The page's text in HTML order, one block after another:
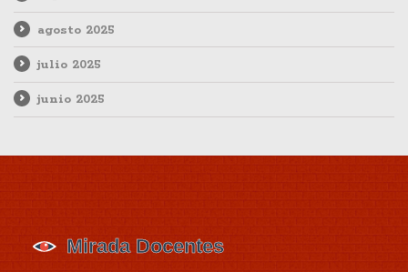
agosto 2025
julio 2025
junio 2025